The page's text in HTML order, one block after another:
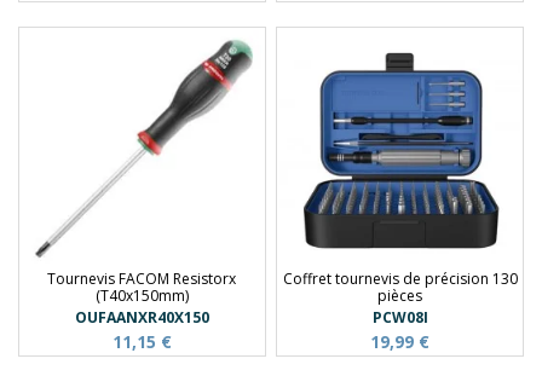
Tournevis FACOM Resistorx
(T40x150mm)
OUFAANXR40X150
11,15 €
Coffret tournevis de précision 130
pièces
PCW08I
19,99 €